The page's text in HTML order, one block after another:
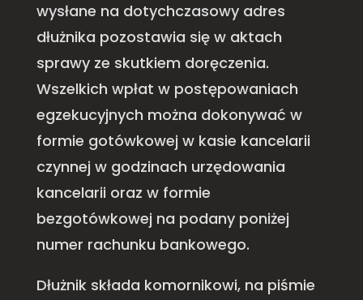
wysłane na dotychczasowy adres
dłużnika pozostawia się w aktach
sprawy ze skutkiem doręczenia.
Wszelkich wpłat w postępowaniach
egzekucyjnych można dokonywać w
formie gotówkowej w kasie kancelarii
czynnej w godzinach urzędowania
kancelarii oraz w formie
bezgotówkowej na podany poniżej
numer rachunku bankowego.
Dłużnik składa komornikowi, na piśmie